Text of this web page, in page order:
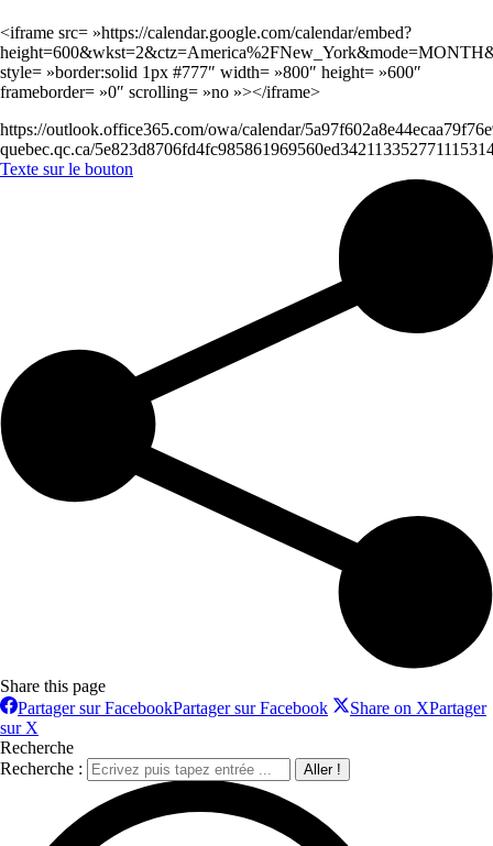
<iframe src= »https://calendar.google.com/calendar/embed?
style= »border:solid 1px #777″ width= »800″ height= »600″
frameborder= »0″ scrolling= »no »></iframe>
https://outlook.office365.com/owa/calendar/
quebec.qc.ca/
Texte sur le bouton
Share this page
Partager sur FacebookPartager sur Facebook Share on XPartager
sur X
Recherche
Recherche :